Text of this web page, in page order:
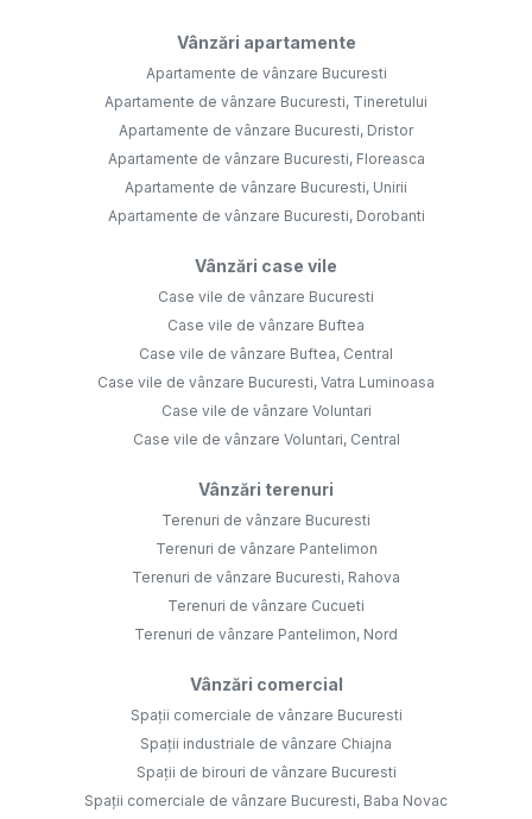
Vânzări apartamente
Apartamente de vânzare Bucuresti
Apartamente de vânzare Bucuresti, Tineretului
Apartamente de vânzare Bucuresti, Dristor
Apartamente de vânzare Bucuresti, Floreasca
Apartamente de vânzare Bucuresti, Unirii
Apartamente de vânzare Bucuresti, Dorobanti
Vânzări case vile
Case vile de vânzare Bucuresti
Case vile de vânzare Buftea
Case vile de vânzare Buftea, Central
Case vile de vânzare Bucuresti, Vatra Luminoasa
Case vile de vânzare Voluntari
Case vile de vânzare Voluntari, Central
Vânzări terenuri
Terenuri de vânzare Bucuresti
Terenuri de vânzare Pantelimon
Terenuri de vânzare Bucuresti, Rahova
Terenuri de vânzare Cucueti
Terenuri de vânzare Pantelimon, Nord
Vânzări comercial
Spații comerciale de vânzare Bucuresti
Spații industriale de vânzare Chiajna
Spații de birouri de vânzare Bucuresti
Spații comerciale de vânzare Bucuresti, Baba Novac